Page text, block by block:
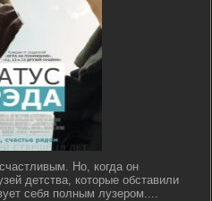
Но, когда он
детства, которые обставили
себя полным лузером....